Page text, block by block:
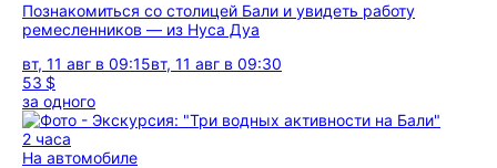
Познакомиться со столицей Бали и увидеть работу
ремесленников — из Нуса Дуа
вт, 11 авг в 09:15вт, 11 авг в 09:30
53 $
за одного
2 часа
На автомобиле